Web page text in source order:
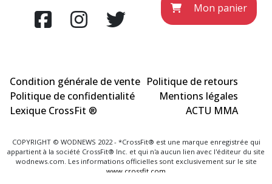
Mon panier
Condition générale de vente Politique de retours
Politique de confidentialité
Mentions légales
Lexique CrossFit ®
ACTU MMA
COPYRIGHT © WODNEWS 2022 - *CrossFit® est une marque enregistrée qui
appartient à la société CrossFit® Inc. et qui n'a aucun lien avec l'éditeur du site
wodnews.com. Les informations officielles sont exclusivement sur le site
www.crossfit.com